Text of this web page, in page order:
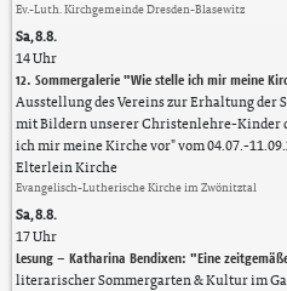
Ev.-Luth. Kirchgemeinde Dresden-Blasewitz
Sa, 8.8.
14 Uhr
12. Sommergalerie "Wie stelle ich mir meine
Ausstellung des Vereins zur Erhaltung der
mit Bildern unserer Christenlehre-Kinder
ich mir meine Kirche vor" vom 04.07.-
Elterlein Kirche
Evangelisch-Lutherische Kirche im Zwönitztal
Sa, 8.8.
17 Uhr
Lesung – Katharina Bendixen: "Eine
literarischer Sommergarten & Kultur im